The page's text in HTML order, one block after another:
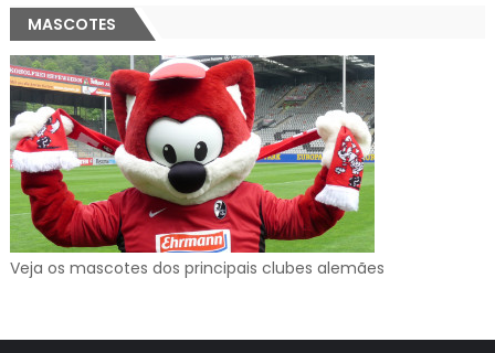
MASCOTES
Veja os mascotes dos principais clubes alemães